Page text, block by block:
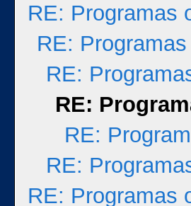
RE: Programas
RE:
RE:
RE:
RE:
RE:
RE: Programas